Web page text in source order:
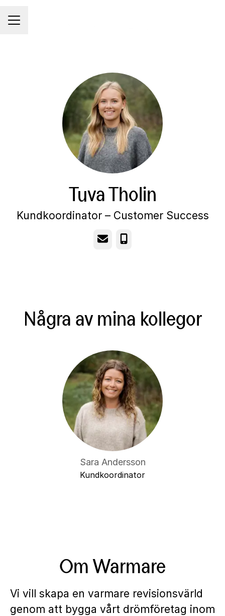
KARRIÄRMENY
Tuva Tholin
Kundkoordinator – Customer Success
E-postTelefon
Några av mina kollegor
Sara Andersson
Kundkoordinator
Om Warmare
Vi vill skapa en varmare revisionsvärld
genom att bygga vårt drömföretag inom